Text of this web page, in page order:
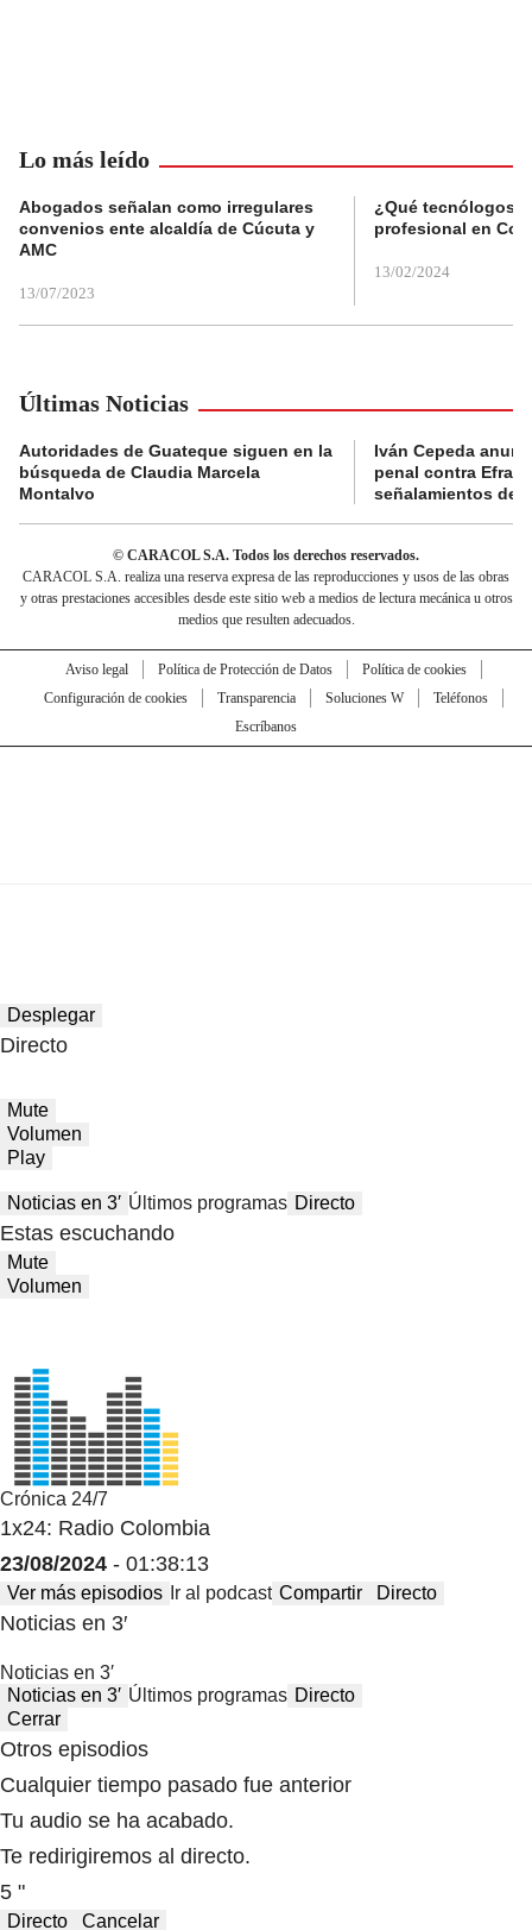
Lo más leído
Abogados señalan como irregulares
convenios ente alcaldía de Cúcuta y
AMC
13/07/2023
¿Qué tecnólogos
profesional en
13/02/2024
Últimas Noticias
Autoridades de Guateque siguen en la
búsqueda de Claudia Marcela
Montalvo
Iván Cepeda
penal contra
señalamientos de
© CARACOL S.A. Todos los derechos reservados.
CARACOL S.A. realiza una reserva expresa de las reproducciones y usos de las obras
y otras prestaciones accesibles desde este sitio web a medios de lectura mecánica u otros
medios que resulten adecuados.
Aviso legal Política de Protección de Datos
Política de cookies
Configuración de cookies
Transparencia Soluciones W
Teléfonos
Escríbanos
Desplegar
Directo
Mute
Volumen
Play
Noticias en 3′ Últimos programas Directo
Estas escuchando
Mute
Volumen
Crónica 24/7
1x24: Radio Colombia
23/08/2024 - 01:38:13
Ver más episodios Ir al podcast Compartir Directo
Noticias en 3′
Noticias en 3′
Noticias en 3′ Últimos programas Directo
Cerrar
Otros episodios
Cualquier tiempo pasado fue anterior
Tu audio se ha acabado.
Te redirigiremos al directo.
5 "
Directo Cancelar